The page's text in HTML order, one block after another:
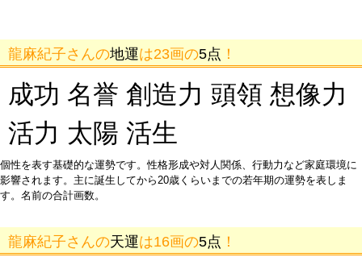
龍麻紀子さんの地運は23画の5点 ！
成功 名誉 創造力 頭領 想像力
活力 太陽 活生
個性を表す基礎的な運勢です。性格形成や対人関係、行動力など家庭環境に
影響されます。主に誕生してから20歳くらいまでの若年期の運勢を表しま
す。名前の合計画数。
龍麻紀子さんの天運は16画の5点 ！